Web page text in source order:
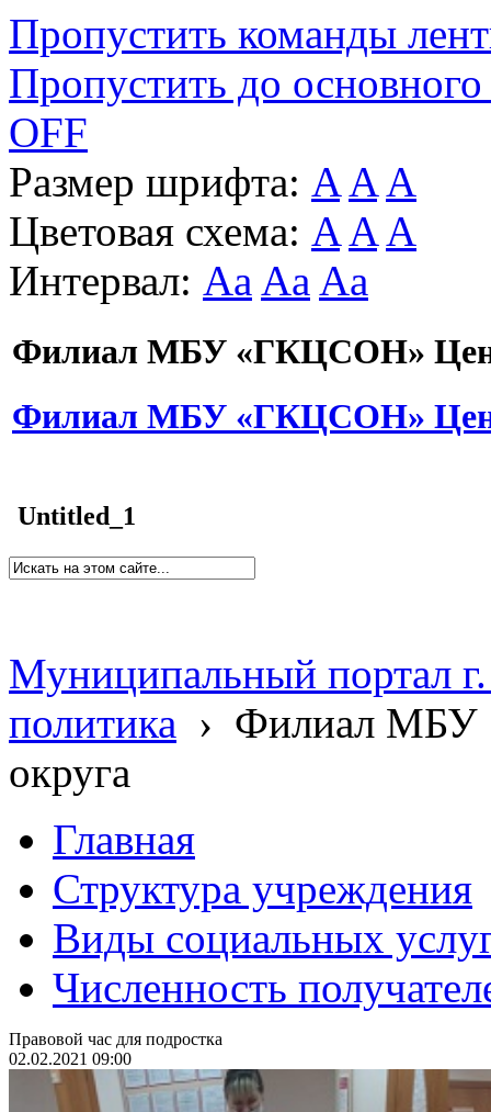
Пропустить команды
Пропустить до основного
OFF
Размер шрифта: A A A
Цветовая схема: A A A
Интервал: Aa Aa Aa
Филиал МБУ «ГКЦСОН»
Филиал МБУ «ГКЦСОН»
Untitled_1
Муниципальный портал
политика › Филиал МБУ
округа
Главная
Структура учреждения
Виды социальных
Численность
Правовой час для подростка
02.02.2021 09:00